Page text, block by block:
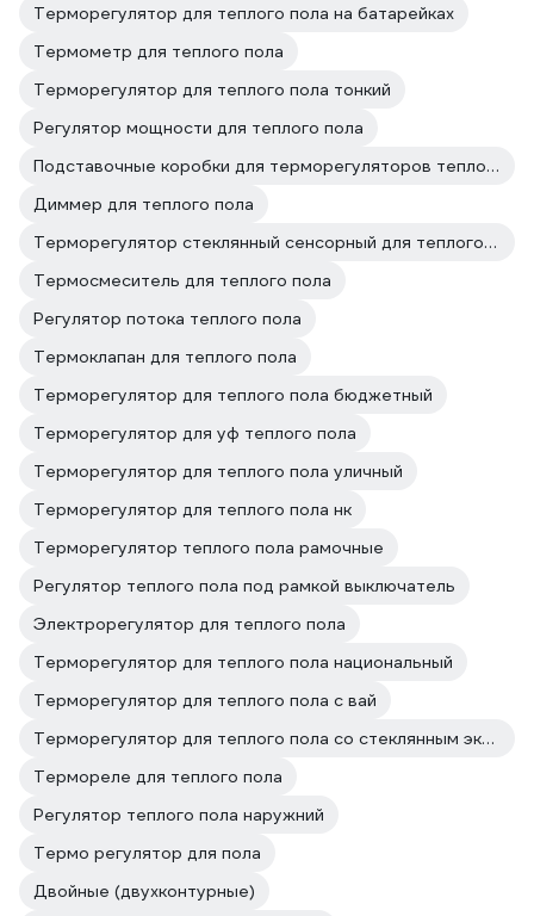
Терморегулятор для теплого пола на батарейках
Термометр для теплого пола
Терморегулятор для теплого пола тонкий
Регулятор мощности для теплого пола
Подставочные коробки для терморегуляторов теплого пола
Диммер для теплого пола
Терморегулятор стеклянный сенсорный для теплого пола
Термосмеситель для теплого пола
Регулятор потока теплого пола
Термоклапан для теплого пола
Терморегулятор для теплого пола бюджетный
Терморегулятор для уф теплого пола
Терморегулятор для теплого пола уличный
Терморегулятор для теплого пола нк
Терморегулятор теплого пола рамочные
Регулятор теплого пола под рамкой выключатель
Электрорегулятор для теплого пола
Терморегулятор для теплого пола национальный
Терморегулятор для теплого пола с вай
Терморегулятор для теплого пола со стеклянным экраном
Термореле для теплого пола
Регулятор теплого пола наружний
Термо регулятор для пола
Двойные (двухконтурные)